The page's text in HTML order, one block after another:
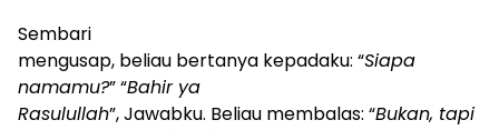
Sembari
mengusap, beliau bertanya kepadaku: “Siapa
namamu?” “Bahir ya
Rasulullah”, Jawabku. Beliau membalas: “Bukan, tapi